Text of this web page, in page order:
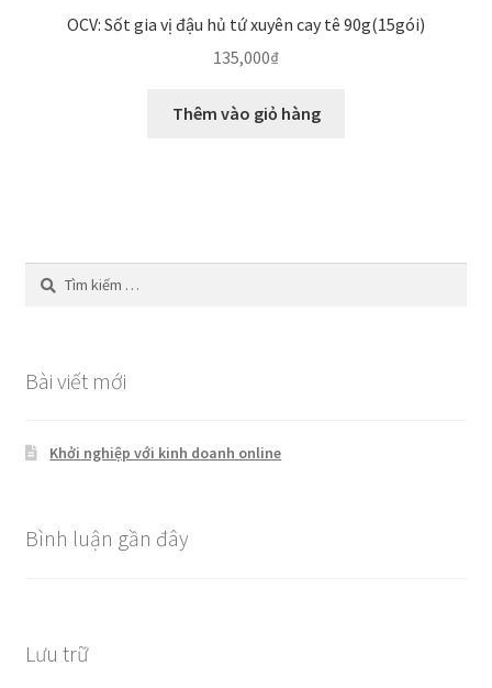
OCV: Sốt gia vị đậu hủ tứ xuyên cay tê 90g(15gói)
135,000₫
Thêm vào giỏ hàng
Tìm
kiếm
Bài viết mới
Khởi nghiệp với kinh doanh online
Bình luận gần đây
Lưu trữ